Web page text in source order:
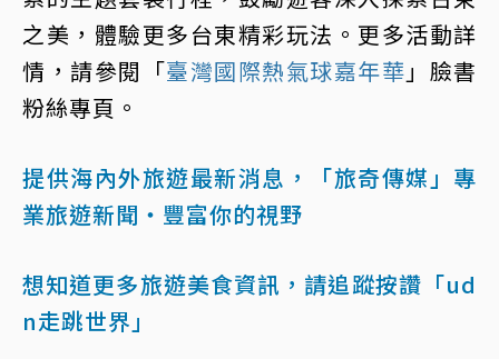
之美，體驗更多台東精彩玩法。更多活動詳
情，請參閱「臺灣國際熱氣球嘉年華 」臉書
粉絲專頁。
提供海內外旅遊最新消息，「旅奇傳媒」專
業旅遊新聞‧豐富你的視野
想知道更多旅遊美食資訊，請追蹤按讚「ud
n走跳世界」